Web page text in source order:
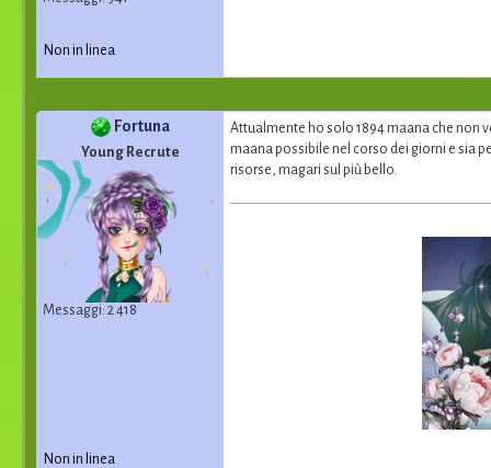
Non in linea
Fortuna
Young Recrute
Messaggi: 2 418
Attualmente ho solo 1894 maana che non
maana possibile nel corso dei giorni e sia
risorse, magari sul più bello.
Non in linea